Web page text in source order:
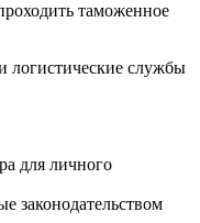
таможенное
логистические службы
для личного
законодательством